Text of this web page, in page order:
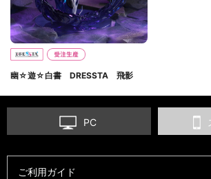
幽☆遊☆白書 DRESSTA 飛影
PC
ご利用ガイド